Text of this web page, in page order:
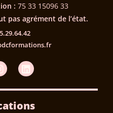
: 75 33 15096 33
pas agrément de l’état.